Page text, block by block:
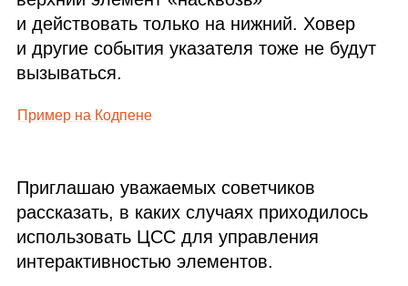
и действовать только на нижний. Ховер
и другие события указателя тоже не будут
вызываться.
Пример на Кодпене
Приглашаю уважаемых советчиков
рассказать, в каких случаях приходилось
использовать ЦСС для управления
интерактивностью элементов.